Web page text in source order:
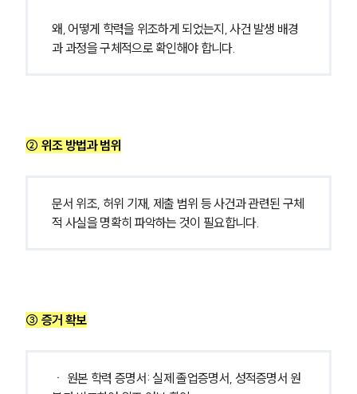
왜, 어떻게 학력을 위조하게 되었는지, 사건 발생 배경
과 과정을 구체적으로 확인해야 합니다.
② 위조 방법과 범위
문서 위조, 허위 기재, 제출 범위 등 사건과 관련된 구체
적 사실을 명확히 파악하는 것이 필요합니다.
③ 증거 확보
ㆍ 원본 학력 증명서: 실제 졸업증명서, 성적증명서 원